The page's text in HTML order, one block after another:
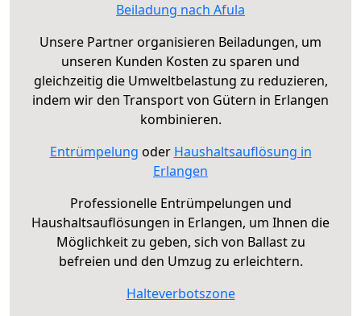
Beiladung nach Afula
Unsere Partner organisieren Beiladungen, um
unseren Kunden Kosten zu sparen und
gleichzeitig die Umweltbelastung zu reduzieren,
indem wir den Transport von Gütern in Erlangen
kombinieren.
Entrümpelung oder Haushaltsauflösung in
Erlangen
Professionelle Entrümpelungen und
Haushaltsauflösungen in Erlangen, um Ihnen die
Möglichkeit zu geben, sich von Ballast zu
befreien und den Umzug zu erleichtern.
Halteverbotszone